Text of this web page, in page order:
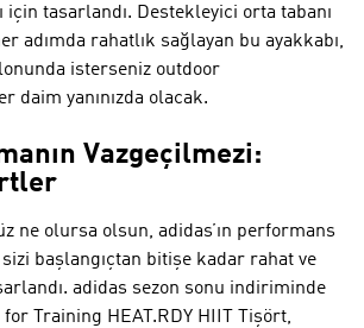
için tasarlandı. Destekleyici orta tabanı
adımda rahatlık sağlayan bu ayakkabı,
isterseniz outdoor
daim yanınızda olacak.
Vazgeçilmezi:
ne olursa olsun, adidas’ın performans
başlangıçtan bitişe kadar rahat ve
adidas sezon sonu indiriminde
Training HEAT.RDY HIIT Tişört,